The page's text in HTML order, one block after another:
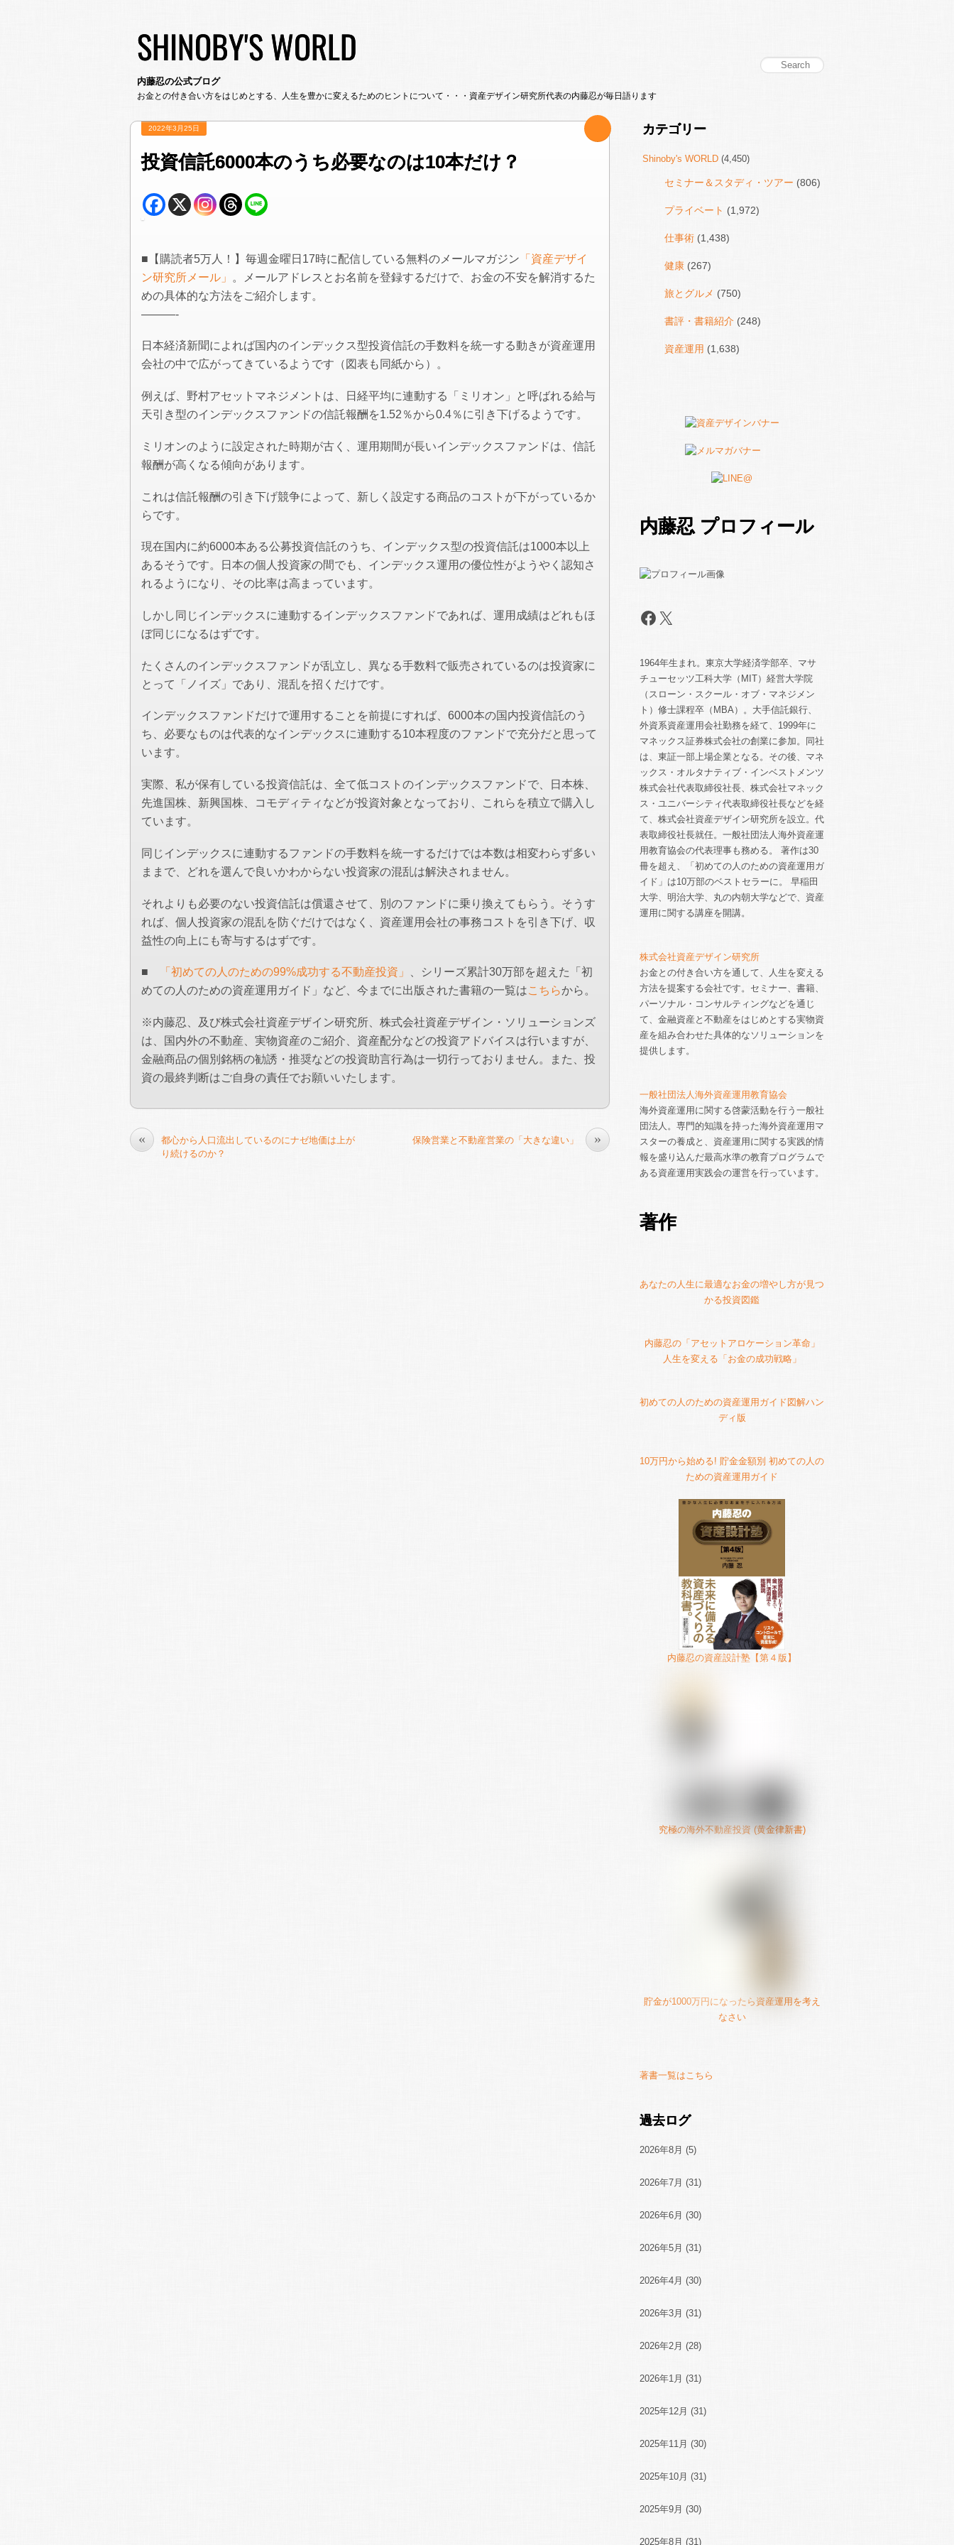
SHINOBY'S WORLD
内藤忍の公式ブログ
お金との付き合い方をはじめとする、人生を豊かに変えるためのヒントについて・・・資産デザイン研究所代表の内藤忍が毎日語ります
2022年3月25日
投資信託6000本のうち必要なのは10本だけ？
■【購読者5万人！】毎週金曜日17時に配信している無料のメールマガジン 「資産デザイ
ン研究所メール」
。メールアドレスとお名前を登録するだけで、お金の不安を解消するた
めの具体的な方法をご紹介します。
———-
日本経済新聞によれば国内のインデックス型投資信託の手数料を統一する動きが資産運用
会社の中で広がってきているようです（図表も同紙から）。
例えば、野村アセットマネジメントは、日経平均に連動する「ミリオン」と呼ばれる給与
天引き型のインデックスファンドの信託報酬を1.52％から0.4％に引き下げるようです。
ミリオンのように設定された時期が古く、運用期間が長いインデックスファンドは、信託
報酬が高くなる傾向があります。
これは信託報酬の引き下げ競争によって、新しく設定する商品のコストが下がっているか
らです。
現在国内に約6000本ある公募投資信託のうち、インデックス型の投資信託は1000本以上
あるそうです。日本の個人投資家の間でも、インデックス運用の優位性がようやく認知さ
れるようになり、その比率は高まっています。
しかし同じインデックスに連動するインデックスファンドであれば、運用成績はどれもほ
ぼ同じになるはずです。
たくさんのインデックスファンドが乱立し、異なる手数料で販売されているのは投資家に
とって「ノイズ」であり、混乱を招くだけです。
インデックスファンドだけで運用することを前提にすれば、6000本の国内投資信託のう
ち、必要なものは代表的なインデックスに連動する10本程度のファンドで充分だと思って
います。
実際、私が保有している投資信託は、全て低コストのインデックスファンドで、日本株、
先進国株、新興国株、コモディティなどが投資対象となっており、これらを積立で購入し
ています。
同じインデックスに連動するファンドの手数料を統一するだけでは本数は相変わらず多い
ままで、どれを選んで良いかわからない投資家の混乱は解決されません。
それよりも必要のない投資信託は償還させて、別のファンドに乗り換えてもらう。そうす
れば、個人投資家の混乱を防ぐだけではなく、資産運用会社の事務コストを引き下げ、収
益性の向上にも寄与するはずです。
■ 「初めての人のための99%成功する不動産投資」
、シリーズ累計30万部を超えた「初
めての人のための資産運用ガイド」など、今までに出版された書籍の一覧はこちらから。
※内藤忍、及び株式会社資産デザイン研究所、株式会社資産デザイン・ソリューションズ
は、国内外の不動産、実物資産のご紹介、資産配分などの投資アドバイスは行いますが、
金融商品の個別銘柄の勧誘・推奨などの投資助言行為は一切行っておりません。また、投
資の最終判断はご自身の責任でお願いいたします。
«
都心から人口流出しているのにナゼ地価は上が
り続けるのか？
»
保険営業と不動産営業の「大きな違い」
カテゴリー
Shinoby's WORLD (4,450)
セミナー＆スタディ・ツアー (806)
プライベート (1,972)
仕事術 (1,438)
健康 (267)
旅とグルメ (750)
書評・書籍紹介 (248)
資産運用 (1,638)
内藤忍 プロフィール
Facebook
X
1964年生まれ。東京大学経済学部卒、マサ
チューセッツ工科大学（MIT）経営大学院
（スローン・スクール・オブ・マネジメン
ト）修士課程卒（MBA）。大手信託銀行、
外資系資産運用会社勤務を経て、1999年に
マネックス証券株式会社の創業に参加。同社
は、東証一部上場企業となる。その後、マネ
ックス・オルタナティブ・インベストメンツ
株式会社代表取締役社長、株式会社マネック
ス・ユニバーシティ代表取締役社長などを経
て、株式会社資産デザイン研究所を設立。代
表取締役社長就任。一般社団法人海外資産運
用教育協会の代表理事も務める。 著作は30
冊を超え、「初めての人のための資産運用ガ
イド」は10万部のベストセラーに。 早稲田
大学、明治大学、丸の内朝大学などで、資産
運用に関する講座を開講。
株式会社資産デザイン研究所
お金との付き合い方を通して、人生を変える
方法を提案する会社です。セミナー、書籍、
パーソナル・コンサルティングなどを通じ
て、金融資産と不動産をはじめとする実物資
産を組み合わせた具体的なソリューションを
提供します。
一般社団法人海外資産運用教育協会
海外資産運用に関する啓蒙活動を行う一般社
団法人。専門的知識を持った海外資産運用マ
スターの養成と、資産運用に関する実践的情
報を盛り込んだ最高水準の教育プログラムで
ある資産運用実践会の運営を行っています。
著作
あなたの人生に最適なお金の増やし方が見つ
かる投資図鑑
内藤忍の「アセットアロケーション革命」
人生を変える「お金の成功戦略」
初めての人のための資産運用ガイド図解ハン
ディ版
10万円から始める! 貯金金額別 初めての人の
ための資産運用ガイド
内藤忍の資産設計塾【第４版】
究極の海外不動産投資 (黄金律新書)
貯金が1000万円になったら資産運用を考え
なさい
著書一覧はこちら
過去ログ
2026年8月 (5)
2026年7月 (31)
2026年6月 (30)
2026年5月 (31)
2026年4月 (30)
2026年3月 (31)
2026年2月 (28)
2026年1月 (31)
2025年12月 (31)
2025年11月 (30)
2025年10月 (31)
2025年9月 (30)
2025年8月 (31)